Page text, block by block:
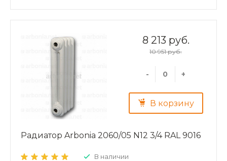
8 213 руб.
10 951 руб.
- +
В корзину
Радиатор Arbonia 2060/05 N12 3/4 RAL 9016
В наличии